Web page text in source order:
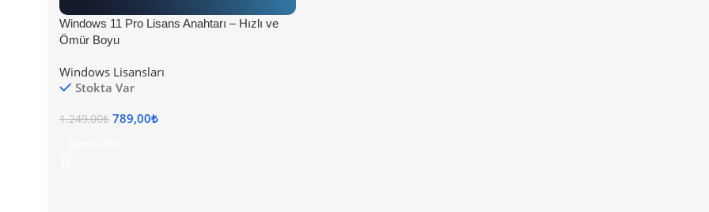
Windows 11 Pro Lisans Anahtarı – Hızlı ve
Ömür Boyu
Windows Lisansları
Stokta Var
1.249,00₺ 789,00₺